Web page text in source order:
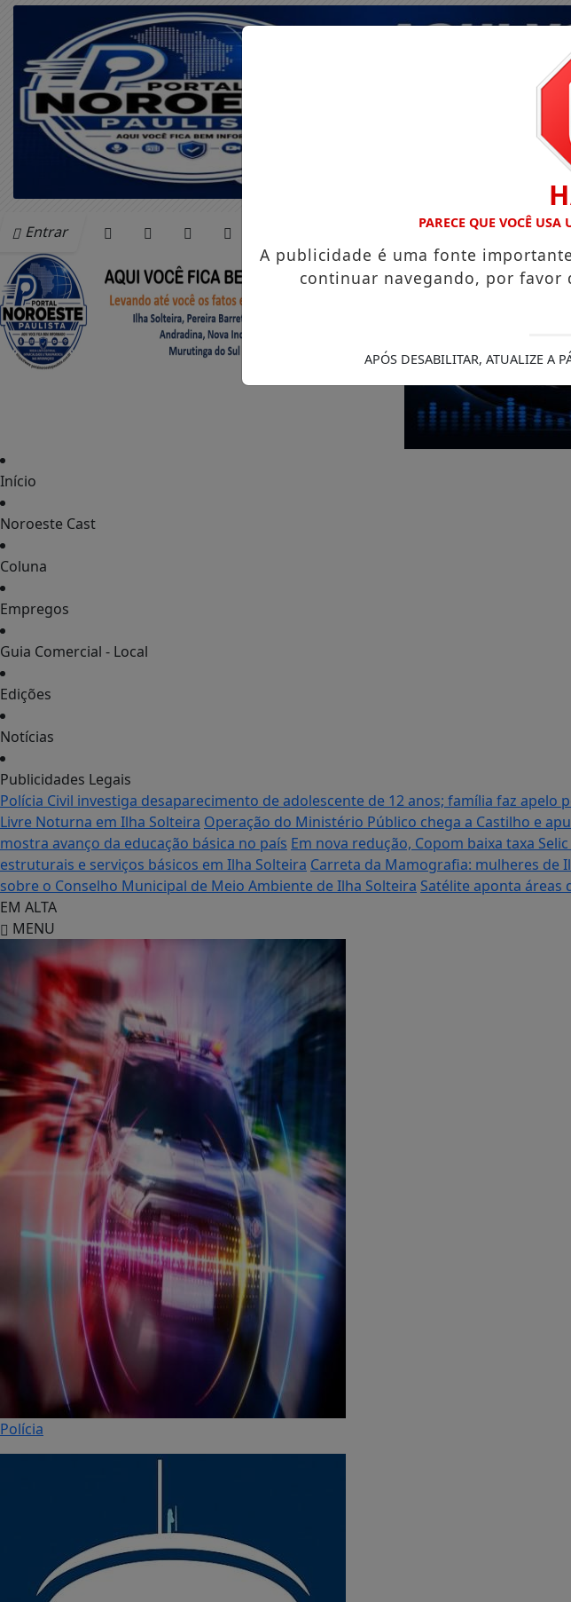
Entrar
Início
Noroeste Cast
Coluna
Empregos
Guia Comercial - Local
Edições
Notícias
Publicidades Legais
Polícia Civil investiga desaparecimento de adolescente de 12 anos; família faz apelo
Livre Noturna em Ilha Solteira Operação do Ministério Público chega a Castilho e
mostra avanço da educação básica no país Em nova redução, Copom baixa taxa
estruturais e serviços básicos em Ilha Solteira Carreta da Mamografia: mulheres de
sobre o Conselho Municipal de Meio Ambiente de Ilha Solteira Satélite aponta áreas
EM ALTA
MENU
Polícia
PARECE QUE VOCÊ
A publicidade é uma fonte
continuar navegando, por favor
APÓS DESABILITAR, ATUALIZE A